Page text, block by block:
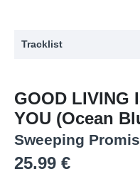
Tracklist
1 Eraser
2 Shadow Me
3 Good Living is Coming
GOOD LIVING
YOU (Ocean
Sweeping
Regulärer Preis:
25,99 €